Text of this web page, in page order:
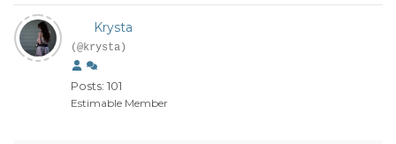
Krysta
(@krysta)
Posts: 101
Estimable Member